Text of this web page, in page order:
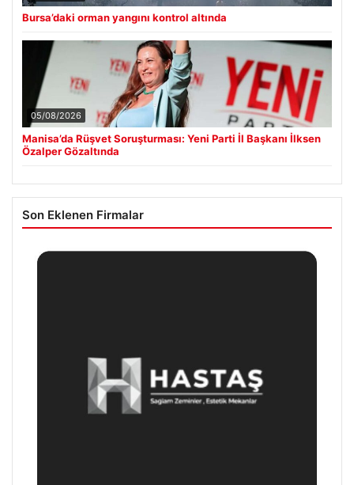
Bursa’daki orman yangını kontrol altında
05/08/2026
Manisa’da Rüşvet Soruşturması: Yeni Parti İl Başkanı İlksen
Özalper Gözaltında
Son Eklenen Firmalar